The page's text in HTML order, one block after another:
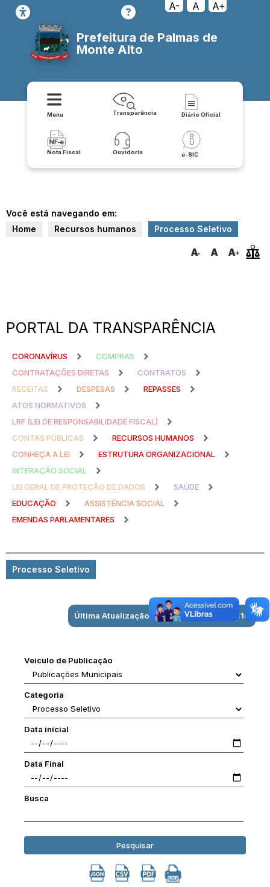
A- A A+
Prefeitura de Palmas de
Monte Alto
Menu Transparência Diário Oficial
Nota Fiscal Ouvidoria e-SIC
Você está navegando em:
Home
Recursos humanos Processo Seletivo
PORTAL DA TRANSPARÊNCIA
CORONAVÍRUS
COMPRAS
CONTRATAÇÕES DIRETAS
CONTRATOS
RECEITAS
DESPESAS
REPASSES
ATOS NORMATIVOS
LRF (LEI DE RESPONSABILIDADE FISCAL)
CONTAS PÚBLICAS
RECURSOS HUMANOS
CONHEÇA A LEI
ESTRUTURA ORGANIZACIONAL
INTERAÇÃO SOCIAL
LEI GERAL DE PROTEÇÃO DE DADOS
SAÚDE
EDUCAÇÃO
ASSISTÊNCIA SOCIAL
EMENDAS PARLAMENTARES
Processo Seletivo
Última Atualização: 07/08/2026 às 10:52:10
Veiculo de Publicação
Categoria
Data inícial
Data Final
Busca
Pesquisar